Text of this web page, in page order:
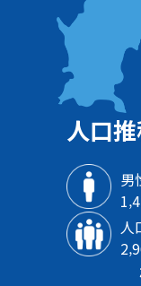
人口
男
人